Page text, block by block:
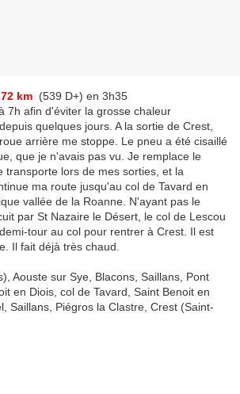
72 km (539 D+) en 3h35
7h afin d'éviter la grosse chaleur
quelques jours. A la sortie de Crest,
arrière me stoppe. Le pneu a été cisaillé
que je n'avais pas vu. Je remplace le
transporte lors de mes sorties, et la
ma route jusqu'au col de Tavard en
vallée de la Roanne. N'ayant pas le
par St Nazaire le Désert, le col de Lescou
tour au col pour rentrer à Crest. Il est
Il fait déjà très chaud.
Aouste sur Sye, Blacons, Saillans, Pont
en Diois, col de Tavard, Saint Benoit en
Saillans, Piégros la Clastre, Crest (Saint-